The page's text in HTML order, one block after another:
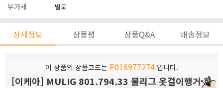
부가세 별도
상세정보 상품평 상품Q&A 배송정보
이 상품의 상품코드는 P016977274입니다.
[이케아] MULIG 801.794.33 물리그 옷걸이행거 화